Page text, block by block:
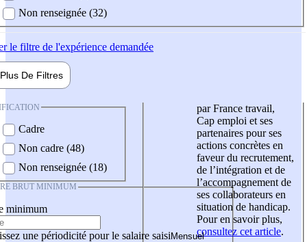
Non renseignée (32)
le filtre de l'expérience demandée
Plus De Filtres
Cadre
Non cadre (48)
Non renseignée (18)
BRUT MINIMUM
minimum
une périodicité pour le salaire saisi
par France travail,
Cap emploi et ses
partenaires pour ses
actions concrètes en
faveur du recrutement,
de l’intégration et de
l’accompagnement de
ses collaborateurs en
situation de handicap.
Pour en savoir plus,
consultez cet article.